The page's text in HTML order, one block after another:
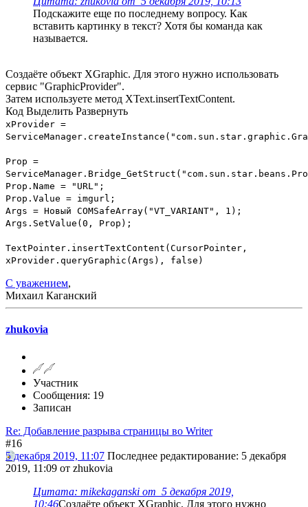
Подскажите еще по последнему вопросу. Как
вставить картинку в текст? Хотя бы команда как
называется.
Создаёте объект XGraphic. Для этого нужно использовать
сервис "GraphicProvider".
Затем используете метод XText.insertTextContent.
Код Выделить Развернуть
xProvider =
Prop =
Prop.Name = "URL";
Prop.Value = imgurl;
Args = Новый COMSafeArray("VT_VARIANT", 1);
Args.SetValue(0, Prop);
TextPointer.insertTextContent(CursorPointer,
xProvider.queryGraphic(Args), false)
С уважением,
Михаил Каганский
zhukovia
Участник
Сообщения: 19
Записан
Re: Добавление разрыва страницы во Writer
#16
5 декабря 2019, 11:07 Последнее редактирование: 5 декабря
2019, 11:09 от zhukovia
Цитата: mikekaganski от 5 декабря 2019,
10:46Создаёте объект XGraphic. Для этого нужно